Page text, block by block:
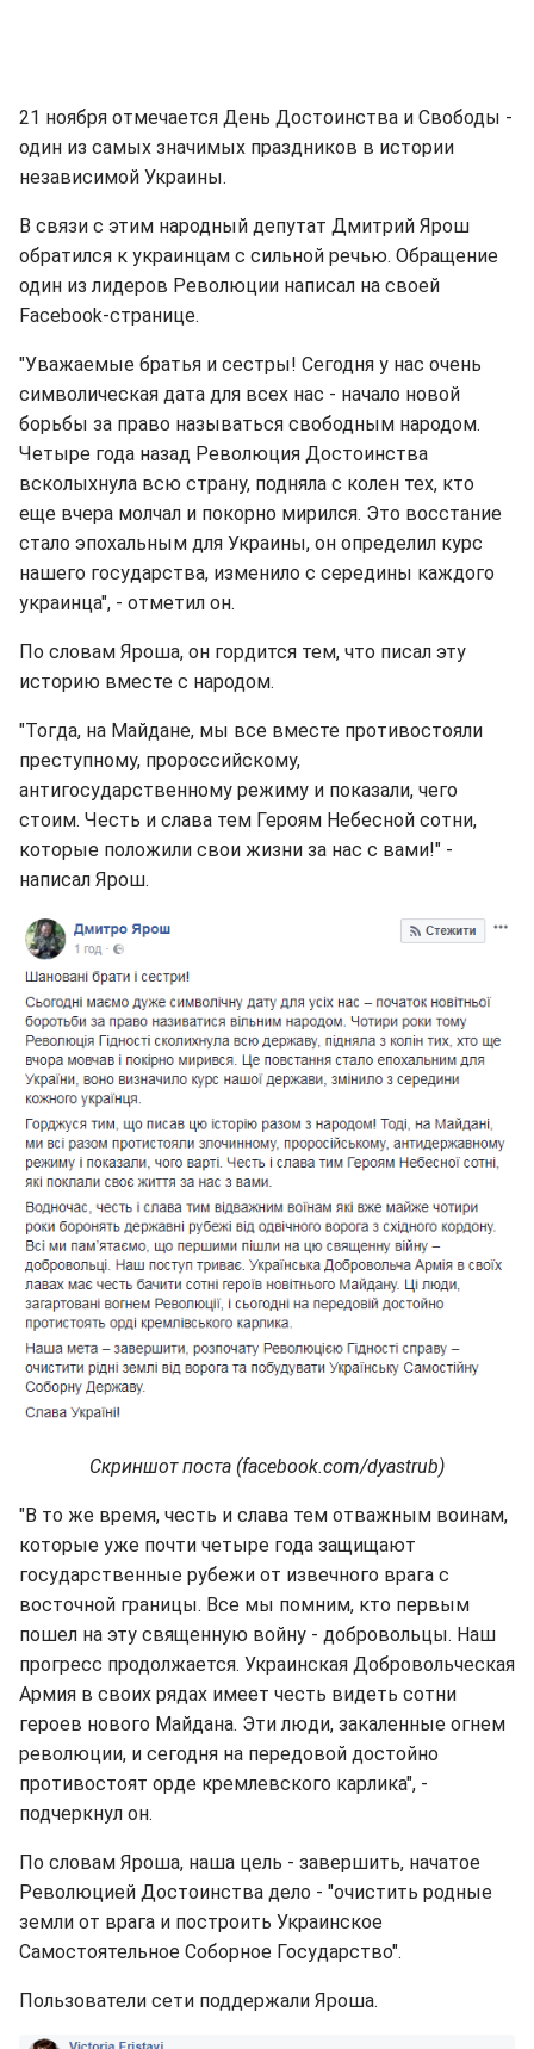
21 ноября отмечается День Достоинства и Свободы -
один из самых значимых праздников в истории
независимой Украины.
В связи с этим народный депутат Дмитрий Ярош
обратился к украинцам с сильной речью. Обращение
один из лидеров Революции написал на своей
Facebook-странице.
"Уважаемые братья и сестры! Сегодня у нас очень
символическая дата для всех нас - начало новой
борьбы за право называться свободным народом.
Четыре года назад Революция Достоинства
всколыхнула всю страну, подняла с колен тех, кто
еще вчера молчал и покорно мирился. Это восстание
стало эпохальным для Украины, он определил курс
нашего государства, изменило с середины каждого
украинца", - отметил он.
По словам Яроша, он гордится тем, что писал эту
историю вместе с народом.
"Тогда, на Майдане, мы все вместе противостояли
преступному, пророссийскому,
антигосударственному режиму и показали, чего
стоим. Честь и слава тем Героям Небесной сотни,
которые положили свои жизни за нас с вами!" -
написал Ярош.
Скриншот поста (facebook.com/dyastrub)
"В то же время, честь и слава тем отважным воинам,
которые уже почти четыре года защищают
государственные рубежи от извечного врага с
восточной границы. Все мы помним, кто первым
пошел на эту священную войну - добровольцы. Наш
прогресс продолжается. Украинская Добровольческая
Армия в своих рядах имеет честь видеть сотни
героев нового Майдана. Эти люди, закаленные огнем
революции, и сегодня на передовой достойно
противостоят орде кремлевского карлика", -
подчеркнул он.
По словам Яроша, наша цель - завершить, начатое
Революцией Достоинства дело - "очистить родные
земли от врага и построить Украинское
Самостоятельное Соборное Государство".
Пользователи сети поддержали Яроша.